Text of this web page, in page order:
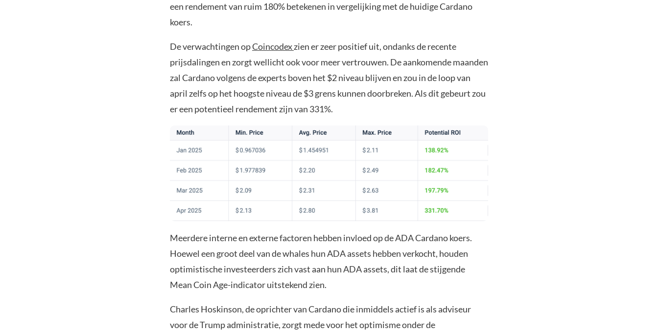
een rendement van ruim 180% betekenen in vergelijking met de huidige Cardano
koers.
De verwachtingen opCoincodexzien er zeer positief uit, ondanks de recente
prijsdalingen en zorgt wellicht ook voor meer vertrouwen. De aankomende maanden
zal Cardano volgens de experts boven het $2 niveau blijven en zou in de loop van
april zelfs op het hoogste niveau de $3 grens kunnen doorbreken. Als dit gebeurt zou
er een potentieel rendement zijn van 331%.
Meerdere interne en externe factoren hebben invloed op de ADA Cardano koers.
Hoewel een groot deel van de whales hun ADA assets hebben verkocht, houden
optimistische investeerders zich vast aan hun ADA assets, dit laat de stijgende
Mean Coin Age-indicator uitstekend zien.
Charles Hoskinson, de oprichter van Cardano die inmiddels actief is als adviseur
voor de Trump administratie, zorgt mede voor het optimisme onder de